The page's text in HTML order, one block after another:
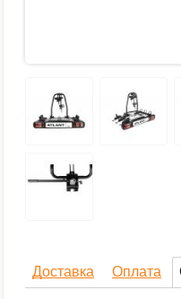
Доставка Оплата